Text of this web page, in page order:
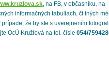
, na FB, v občasníku, na
informačných tabuliach, či iných
prípade, že by ste s uverejnením
OcÚ Kružlová na tel. čísle 054/